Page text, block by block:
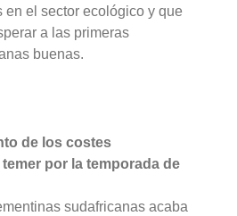
en el sector ecológico y que
a las primeras
buenas.
de los costes
por la temporada de
sudafricanas acaba